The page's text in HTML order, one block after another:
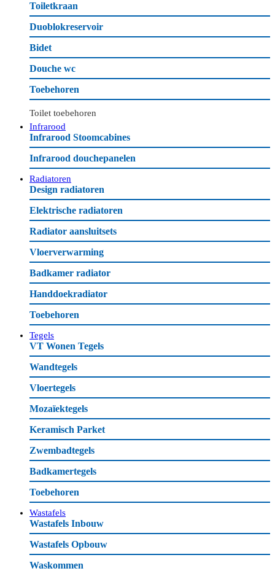
Toiletkraan
Duoblokreservoir
Bidet
Douche wc
Toebehoren
Toilet toebehoren
Infrarood
Infrarood Stoomcabines
Infrarood douchepanelen
Radiatoren
Design radiatoren
Elektrische radiatoren
Radiator aansluitsets
Vloerverwarming
Badkamer radiator
Handdoekradiator
Toebehoren
Tegels
VT Wonen Tegels
Wandtegels
Vloertegels
Mozaïektegels
Keramisch Parket
Zwembadtegels
Badkamertegels
Toebehoren
Wastafels
Wastafels Inbouw
Wastafels Opbouw
Waskommen